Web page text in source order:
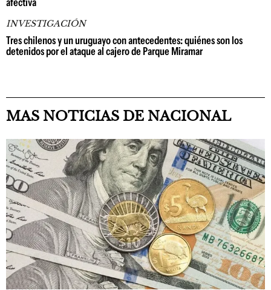
INVESTIGACIÓN
Tres chilenos y un uruguayo con antecedentes: quiénes son los
detenidos por el ataque al cajero de Parque Miramar
MAS NOTICIAS DE NACIONAL